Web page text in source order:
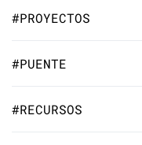
#PROYECTOS
#PUENTE
#RECURSOS